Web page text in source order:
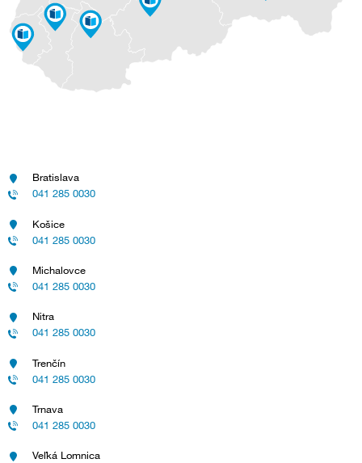
Bratislava
041 285 0030
Košice
041 285 0030
Michalovce
041 285 0030
Nitra
041 285 0030
Trenčín
041 285 0030
Trnava
041 285 0030
Veľká Lomnica